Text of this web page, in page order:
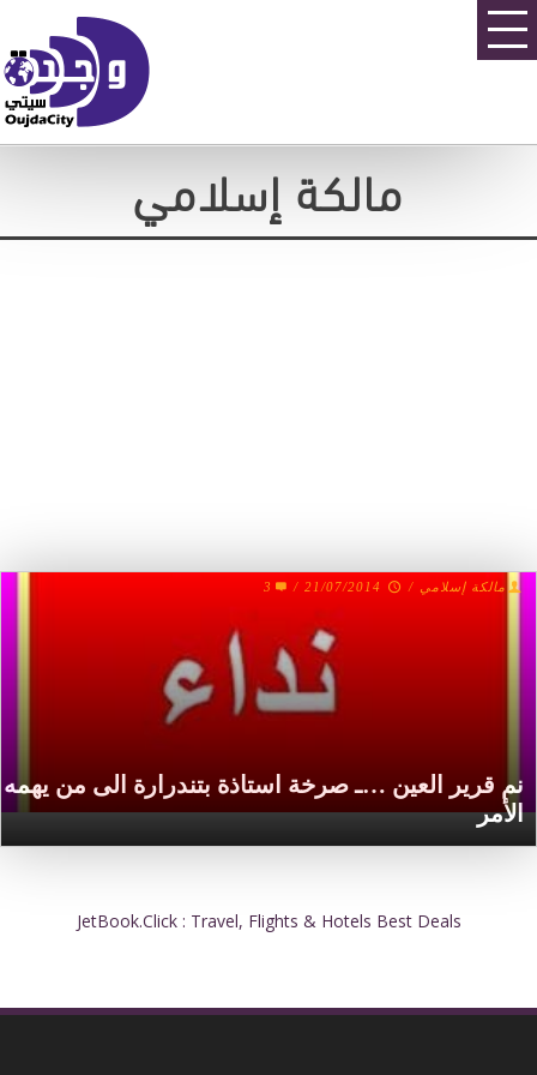
مالكة إسلامي
نم قرير العين …ـ صرخة استاذة بتندرارة الى من يهمه
الأمر
مالكة إسلامي /
21/07/2014
/
3
JetBook.Click : Travel, Flights & Hotels Best Deals